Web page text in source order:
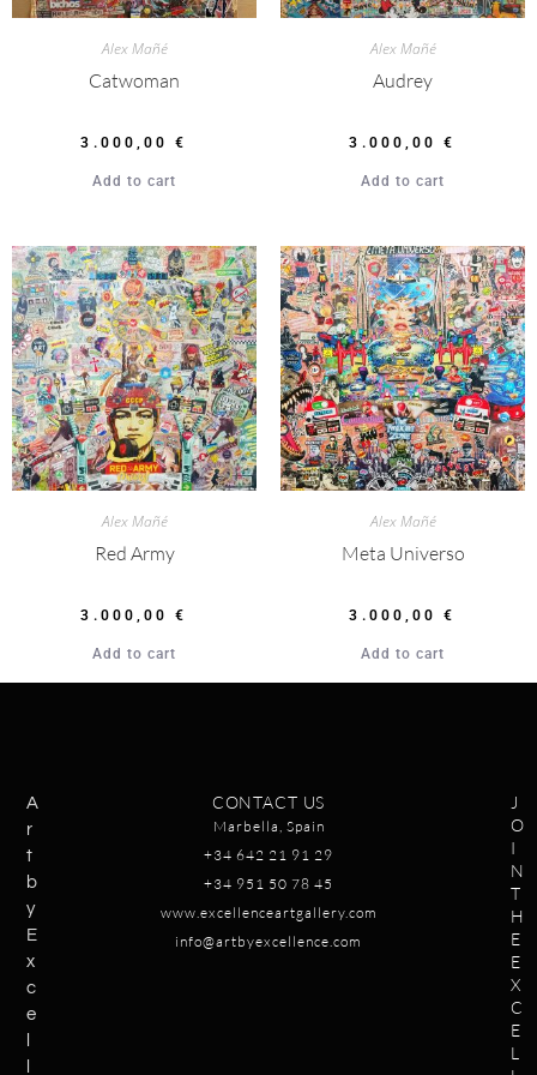
Alex Mañé
Catwoman
3.000,00€
Add to cart
Alex Mañé
Audrey
3.000,00€
Add to cart
Alex Mañé
Red Army
3.000,00€
Add to cart
Alex Mañé
Meta Universo
3.000,00€
Add to cart
A
r
t
b
y
E
x
c
e
CONTACT US
Marbella, Spain
+34 642 21 91 29
+34 951 50 78 45
www.excellenceartgallery.com
info@artbyexcellence.com
J
O
I
N
T
H
E
E
X
C
E
L